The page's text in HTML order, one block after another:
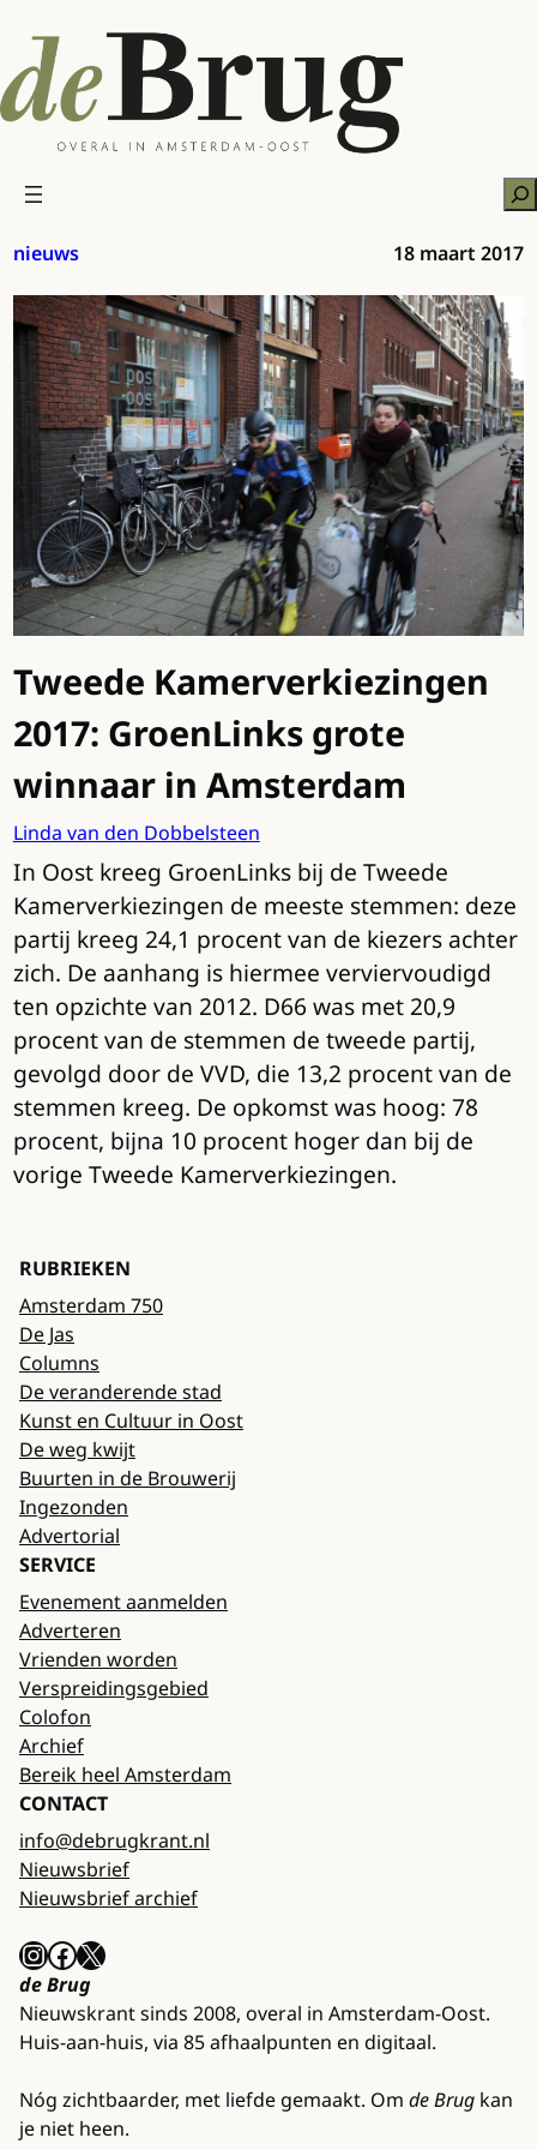
naar
de
inhoud
nieuws 18 maart 2017
Tweede Kamerverkiezingen
2017: GroenLinks grote
winnaar in Amsterdam
Linda van den Dobbelsteen
In Oost kreeg GroenLinks bij de Tweede
Kamerverkiezingen de meeste stemmen: deze
partij kreeg 24,1 procent van de kiezers achter
zich. De aanhang is hiermee verviervoudigd
ten opzichte van 2012. D66 was met 20,9
procent van de stemmen de tweede partij,
gevolgd door de VVD, die 13,2 procent van de
stemmen kreeg. De opkomst was hoog: 78
procent, bijna 10 procent hoger dan bij de
vorige Tweede Kamerverkiezingen.
RUBRIEKEN
Amsterdam 750
De Jas
Columns
De veranderende stad
Kunst en Cultuur in Oost
De weg kwijt
Buurten in de Brouwerij
Ingezonden
Advertorial
SERVICE
Evenement aanmelden
Adverteren
Vrienden worden
Verspreidingsgebied
Colofon
Archief
Bereik heel Amsterdam
CONTACT
info@debrugkrant.nl
Nieuwsbrief
Nieuwsbrief archief
InstagramFacebook X
de Brug
Nieuwskrant sinds 2008, overal in Amsterdam-Oost.
Huis-aan-huis, via 85 afhaalpunten en digitaal.
Nóg zichtbaarder, met liefde gemaakt. Om de Brug kan
je niet heen.